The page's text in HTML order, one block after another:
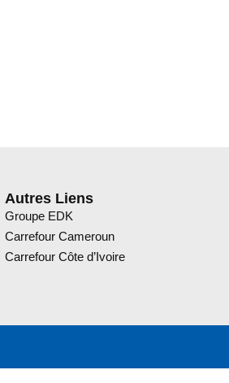
Autres Liens
Groupe EDK
Carrefour Cameroun
Carrefour Côte d’Ivoire